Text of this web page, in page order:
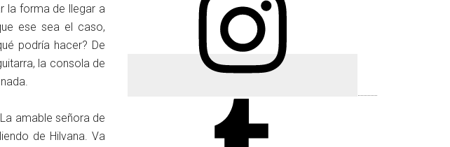
la forma de llegar a
ese sea el caso,
podría hacer? De
la consola de
amable señora de
de Hilvana. Va